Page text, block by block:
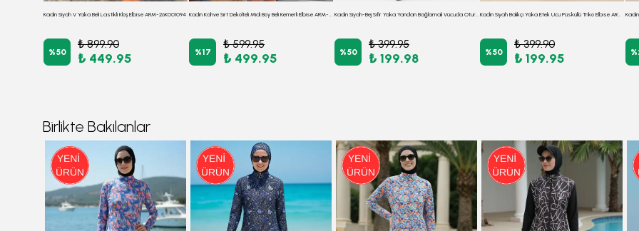
Kadın Siyah V Yaka Beli Lastikli Kloş Elbise ARM-26K001094
%50
₺ 899.90
₺ 449.95 %17
₺ 599.95
₺ 499.95 %50
₺ 399.95
₺ 199.98 %50
₺ 399.90
₺ 199.95 %
Birlikte Bakılanlar